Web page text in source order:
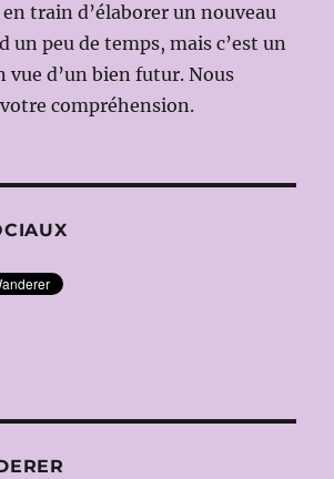
train d’élaborer un nouveau
un peu de temps, mais c’est un
vue d’un bien futur. Nous
compréhension.